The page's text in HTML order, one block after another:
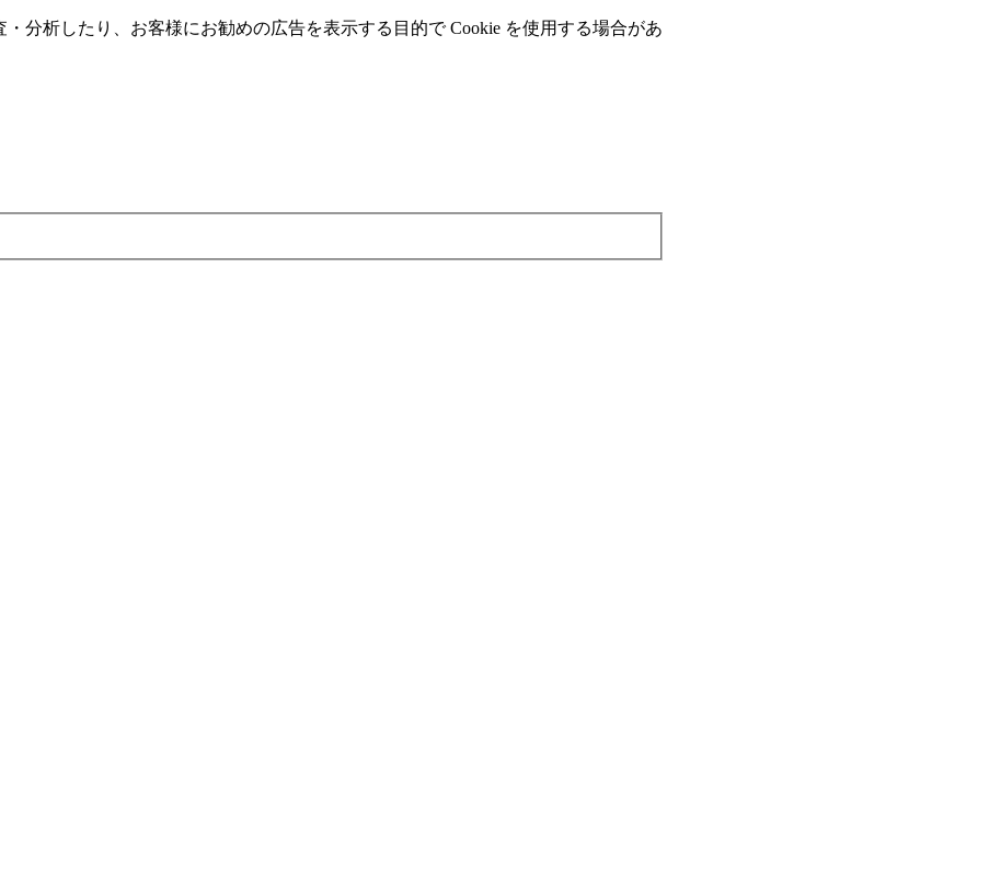
分析したり、お客様にお勧めの広告を表⽰する⽬的で Cookie を使⽤する場合があ